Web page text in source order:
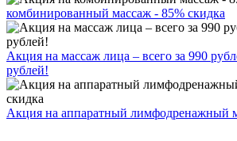
комбинированный массаж - 85% скидка
Акция на массаж лица – всего за 990
рублей!
Акция на аппаратный лимфодренажный